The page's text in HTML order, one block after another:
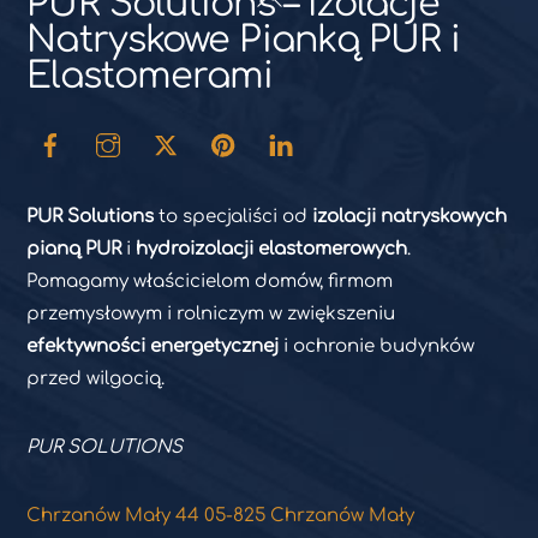
To
Top
Natryskowe Pianką PUR i
Elastomerami
PUR Solutions to specjaliści od izolacji natryskowych
pianą PURi hydroizolacji elastomerowych.
Pomagamy właścicielom domów, firmom
przemysłowym i rolniczym w zwiększeniu
efektywności energetycznej i ochronie budynków
przed wilgocią.
PUR SOLUTIONS
Chrzanów Mały 44 05-825 Chrzanów Mały